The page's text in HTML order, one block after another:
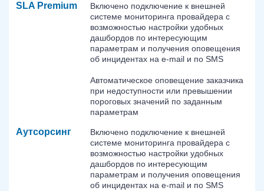
SLA Premium
Включено подключение к внешней
системе мониторинга провайдера с
возможностью настройки удобных
дашбордов по интересующим
параметрам и получения оповещения
об инцидентах на e-mail и по SMS
Автоматическое оповещение заказчика
при недоступности или превышении
пороговых значений по заданным
параметрам
Аутсорсинг
Включено подключение к внешней
системе мониторинга провайдера с
возможностью настройки удобных
дашбордов по интересующим
параметрам и получения оповещения
об инцидентах на e-mail и по SMS